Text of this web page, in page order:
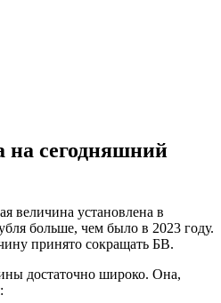
на сегодняшний
величина установлена в
больше, чем было в 2023 году.
принято сокращать БВ.
достаточно широко. Она,